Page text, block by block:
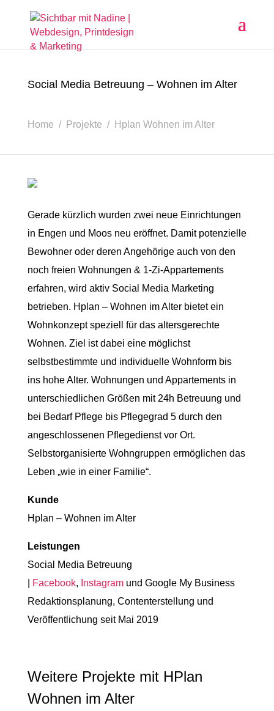
Social Media Betreuung – Wohnen im Alter
Home / Projekte / Hplan Wohnen im Alter
Gerade kürzlich wurden zwei neue Einrichtungen
in Engen und Moos neu eröffnet. Damit potenzielle
Bewohner oder deren Angehörige auch von den
noch freien Wohnungen & 1-Zi-Appartements
erfahren, wird aktiv Social Media Marketing
betrieben. Hplan – Wohnen im Alter bietet ein
Wohnkonzept speziell für das altersgerechte
Wohnen. Ziel ist dabei eine möglichst
selbstbestimmte und individuelle Wohnform bis
ins hohe Alter. Wohnungen und Appartements in
unterschiedlichen Größen mit 24h Betreuung und
bei Bedarf Pflege bis Pflegegrad 5 durch den
angeschlossenen Pflegedienst vor Ort.
Selbstorganisierte Wohngruppen ermöglichen das
Leben „wie in einer Familie“.
Kunde
Hplan – Wohnen im Alter
Leistungen
Social Media Betreuung
Facebook, Instagram und Google My Business
Redaktionsplanung, Contenterstellung und
Veröffentlichung seit Mai 2019
Weitere Projekte mit HPlan
Wohnen im Alter